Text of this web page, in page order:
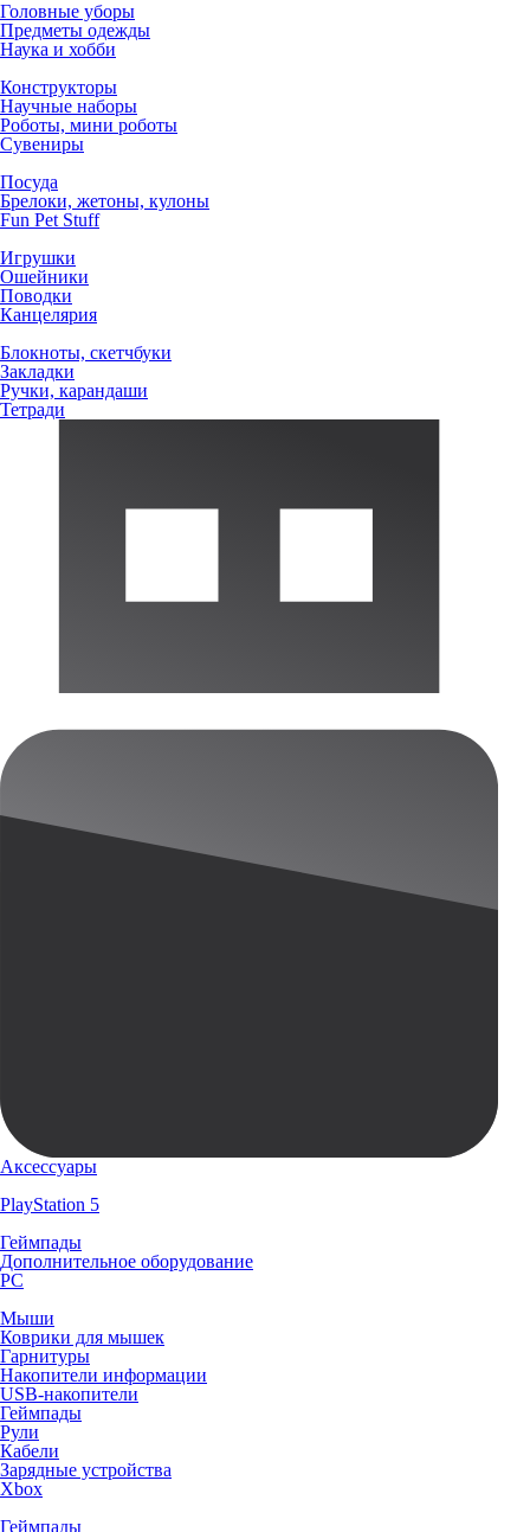
Головные уборы
Предметы одежды
Наука и хобби
Конструкторы
Научные наборы
Роботы, мини роботы
Сувениры
Посуда
Брелоки, жетоны, кулоны
Fun Pet Stuff
Игрушки
Ошейники
Поводки
Канцелярия
Блокноты, скетчбуки
Закладки
Ручки, карандаши
Тетради
Аксессуары
PlayStation 5
Геймпады
Дополнительное оборудование
PC
Мыши
Коврики для мышек
Гарнитуры
Накопители информации
USB-накопители
Геймпады
Рули
Кабели
Зарядные устройства
Xbox
Геймпады